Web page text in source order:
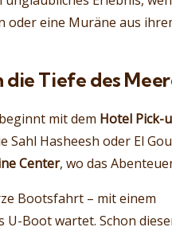
oder eine Muräne aus
die Tiefe des
mit dem Hotel Pick-
Hasheesh oder El
Center, wo das
Bootsfahrt – mit einem
Boot wartet. Schon